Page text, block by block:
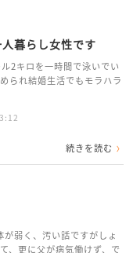
暮らし女性です
2キロを一時間で泳いでい
られ結婚生活でもモラハラ
続きを読む
弱く、汚い話ですがしょ
、更に父が病気働けず、で